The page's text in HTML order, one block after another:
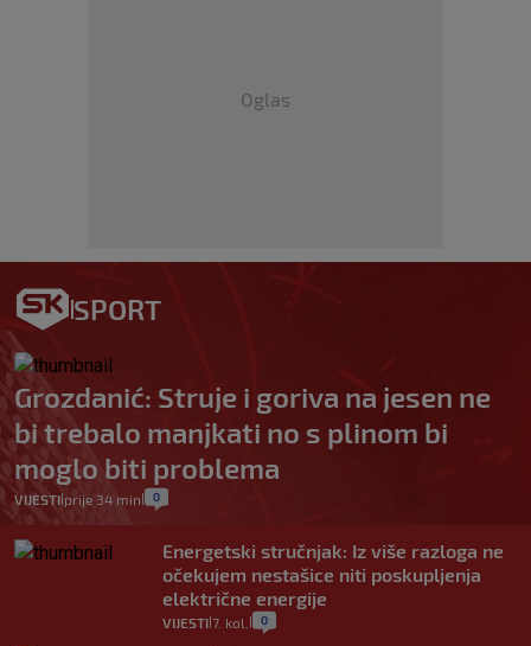
Oglas
SPORT
Grozdanić: Struje i goriva na jesen ne
bi trebalo manjkati no s plinom bi
moglo biti problema
VIJESTI| prije 34 min 0
Energetski stručnjak: Iz više razloga ne
očekujem nestašice niti poskupljenja
električne energije
VIJESTI 7. kol. 0